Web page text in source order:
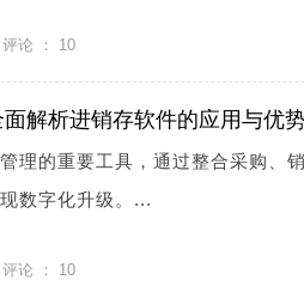
评论 ： 10
解析进销存软件的应用与优
理的重要工具，通过整合采购、
数字化升级。...
评论 ： 10